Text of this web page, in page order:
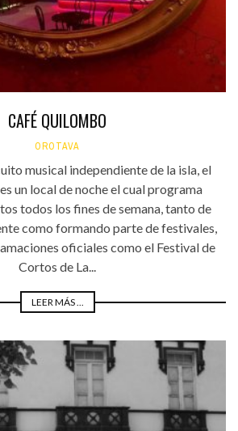
CAFÉ QUILOMBO
OROTAVA
musical independiente de la isla, el
un local de noche el cual programa
todos los fines de semana, tanto de
como formando parte de festivales,
oficiales como el Festival de
Cortos de La...
LEER MÁS ...